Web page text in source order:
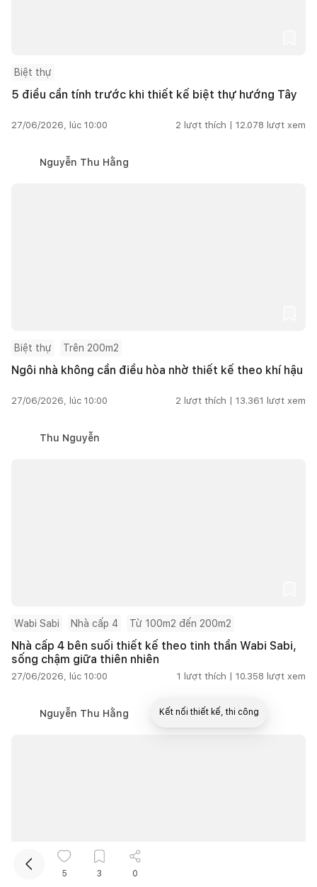
Biệt thự
5 điều cần tính trước khi thiết kế biệt thự hướng Tây
27/06/2026, lúc 10:00 2 lượt thích | 12.078 lượt xem
Nguyễn Thu Hằng
Biệt thự Trên 200m2
Ngôi nhà không cần điều hòa nhờ thiết kế theo khí hậu
27/06/2026, lúc 10:00 2 lượt thích | 13.361 lượt xem
Thu Nguyễn
Wabi Sabi Nhà cấp 4 Từ 100m2 đến 200m2
Nhà cấp 4 bên suối thiết kế theo tinh thần Wabi Sabi,
sống chậm giữa thiên nhiên
27/06/2026, lúc 10:00 1 lượt thích | 10.358 lượt xem
Nguyễn Thu Hằng
5 3 0
Kết nối thiết kế, thi công